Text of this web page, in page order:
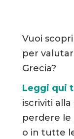
Vuoi
per
Grecia?
Leggi qui
iscriviti
perdere le
o in tutte